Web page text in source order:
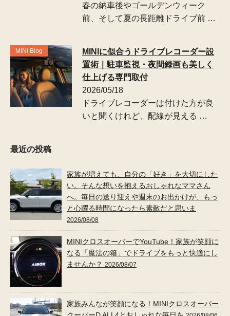
春の納車後やゴールデンウィーク
前、そして夏の長距離ドライブ前 …
MINI Blog
MINIに似合うドライブレコーダー設
置術｜駐車監視・夜間録画も美しく
仕上げる専門取付
2026/05/18
ドライブレコーダーは付けた方が良
いと聞くけれど、配線が見える …
最近の投稿
家族が増えても、自分の「好き」を大切にした
い。そんな想いを抱えるおしゃれなママさん
へ。毎日の送り迎えや週末のお出かけが、もっ
と心躍る時間になったら素敵だと思いま
2026/08/08
MINIクロスオーバーでYouTube！家族が笑顔に
なる「魔法の箱」でドライブをもっと快適にし
ませんか？ 2026/08/07
家族みんなが笑顔になる！MINIクロスオーバー